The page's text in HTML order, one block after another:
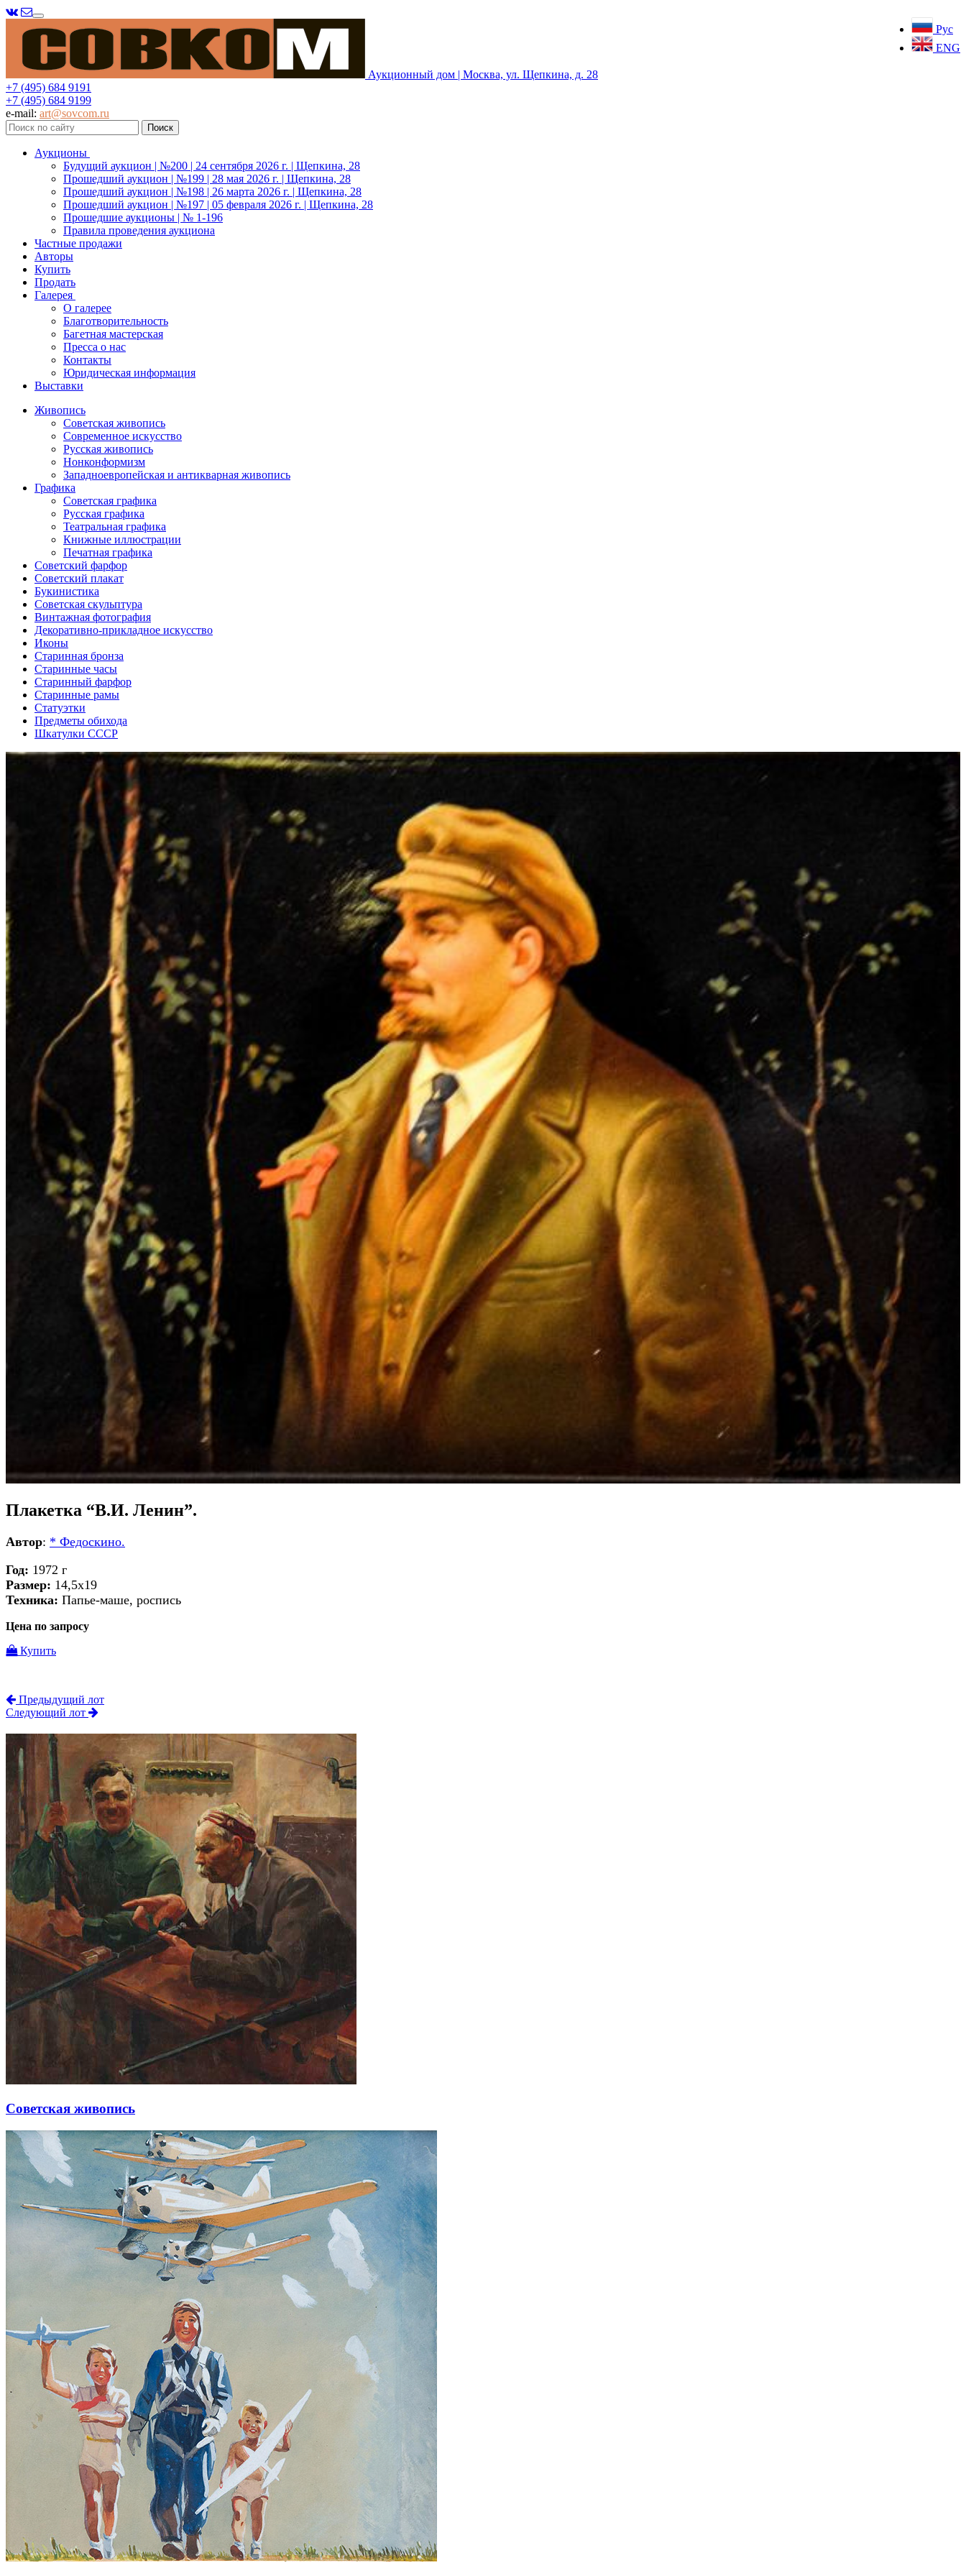
Рус
ENG
Меню
Аукционный дом | Москва, ул. Щепкина, д. 28
+7 (495) 684 9191
+7 (495) 684 9199
e-mail: art@sovcom.ru
Аукционы
Будущий аукцион | №200 | 24 сентября 2026 г. | Щепкина, 28
Прошедший аукцион | №199 | 28 мая 2026 г. | Щепкина, 28
Прошедший аукцион | №198 | 26 марта 2026 г. | Щепкина, 28
Прошедший аукцион | №197 | 05 февраля 2026 г. | Щепкина, 28
Прошедшие аукционы | № 1-196
Правила проведения аукциона
Частные продажи
Авторы
Купить
Продать
Галерея
О галерее
Благотворительность
Багетная мастерская
Пресса о нас
Контакты
Юридическая информация
Выставки
Живопись
Советская живопись
Современное искусство
Русская живопись
Нонконформизм
Западноевропейская и антикварная живопись
Графика
Советская графика
Русская графика
Театральная графика
Книжные иллюстрации
Печатная графика
Советский фарфор
Советский плакат
Букинистика
Советская скульптура
Винтажная фотография
Декоративно-прикладное искусство
Иконы
Старинная бронза
Старинные часы
Старинный фарфор
Старинные рамы
Статуэтки
Предметы обихода
Шкатулки СССР
Плакетка “В.И. Ленин”.
Автор: * Федоскино.
Год: 1972 г
Размер: 14,5х19
Техника: Папье-маше, роспись
Цена по запросу
Купить
Предыдущий лот
Следующий лот
Советская живопись